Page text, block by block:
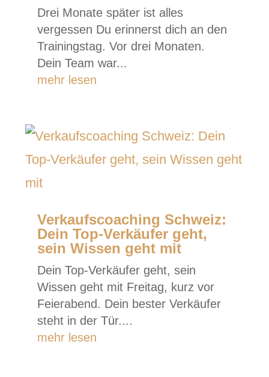
Drei Monate später ist alles
vergessen Du erinnerst dich an den
Trainingstag. Vor drei Monaten.
Dein Team war...
mehr lesen
Verkaufscoaching Schweiz:
Dein Top-Verkäufer geht,
sein Wissen geht mit
Dein Top-Verkäufer geht, sein
Wissen geht mit Freitag, kurz vor
Feierabend. Dein bester Verkäufer
steht in der Tür....
mehr lesen